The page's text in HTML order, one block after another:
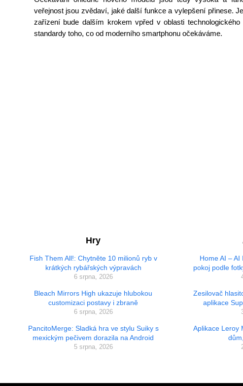
veřejnost jsou zvědaví, jaké další funkce a vylepšení přinese.
zařízení bude dalším krokem vpřed v oblasti
standardy toho, co od moderního smartphonu očekáváme.
Hry
Fish Them All!: Chytněte 10 milionů ryb v
krátkých rybářských výpravách
6 srpna, 2026
Bleach Mirrors High ukazuje hlubokou
customizaci postavy i zbraně
6 srpna, 2026
PancitoMerge: Sladká hra ve stylu Suiky s
mexickým pečivem dorazila na Android
5 srpna, 2026
Home AI –
pokoj podle
Zesilovač
aplikace
Aplikace Leroy